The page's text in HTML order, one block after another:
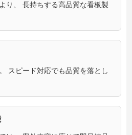
り、 長持ちする高品質な看板製
スピード対応でも品質を落とし